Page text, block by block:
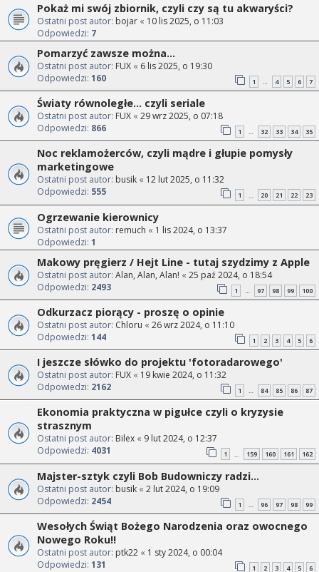
Pokaż mi swój zbiornik, czyli czy są tu akwaryści?
Ostatni post autor: bojar « 10 lis 2025, o 11:03
Odpowiedzi: 7
Pomarzyć zawsze można...
Ostatni post autor: FUX « 6 lis 2025, o 19:30
Odpowiedzi: 160 1 … 4 5 6 7
Światy równoległe... czyli seriale
Ostatni post autor: FUX « 29 wrz 2025, o 07:18
Odpowiedzi: 866 1 … 32 33 34 35
Noc reklamożerców, czyli mądre i głupie pomysły
marketingowe
Ostatni post autor: busik « 12 lut 2025, o 11:32
Odpowiedzi: 555 1 20 21 22 23
Ogrzewanie kierownicy
Ostatni post autor: remuch « 1 lis 2024, o 13:37
Odpowiedzi: 1
Makowy pręgierz / Hejt Line - tutaj szydzimy z Apple
Ostatni post autor: Alan, Alan, Alan! « 25 paź 2024, o 18:54
Odpowiedzi: 2493 1 … 97 98 99 100
Odkurzacz piorący - proszę o opinie
Ostatni post autor: Chloru « 26 wrz 2024, o 11:10
Odpowiedzi: 144 1 2 3 4 5 6
I jeszcze słówko do projektu 'fotoradarowego'
Ostatni post autor: FUX « 19 kwie 2024, o 11:32
Odpowiedzi: 2162 1 … 84 85 86 87
Ekonomia praktyczna w pigułce czyli o kryzysie
strasznym
Ostatni post autor: Bilex « 9 lut 2024, o 12:37
Odpowiedzi: 4031 1 … 159 160 161 162
Majster-sztyk czyli Bob Budowniczy radzi...
Ostatni post autor: busik « 2 lut 2024, o 19:09
Odpowiedzi: 2454 1 … 96 97 98 99
Wesołych Świąt Bożego Narodzenia oraz owocnego
Nowego Roku!!
Ostatni post autor: ptk22 « 1 sty 2024, o 00:04
Odpowiedzi: 131 1 2 3 4 5 6